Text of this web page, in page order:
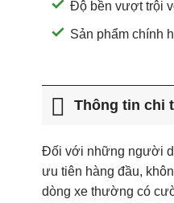
Độ bền vượt trội
Sản phẩm chính
Thông tin chi
Đối với những người
ưu tiên hàng đầu,
dòng xe thường có